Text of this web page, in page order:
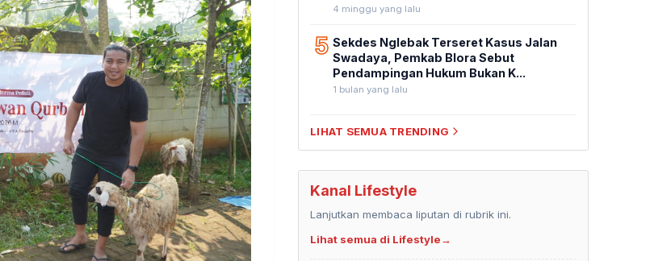
4 minggu yang lalu
5 Sekdes Nglebak Terseret Kasus Jalan
Swadaya, Pemkab Blora Sebut
Pendampingan Hukum Bukan K...
1 bulan yang lalu
LIHAT SEMUA TRENDING
Kanal Lifestyle
Lanjutkan membaca liputan di rubrik ini.
Lihat semua di Lifestyle→